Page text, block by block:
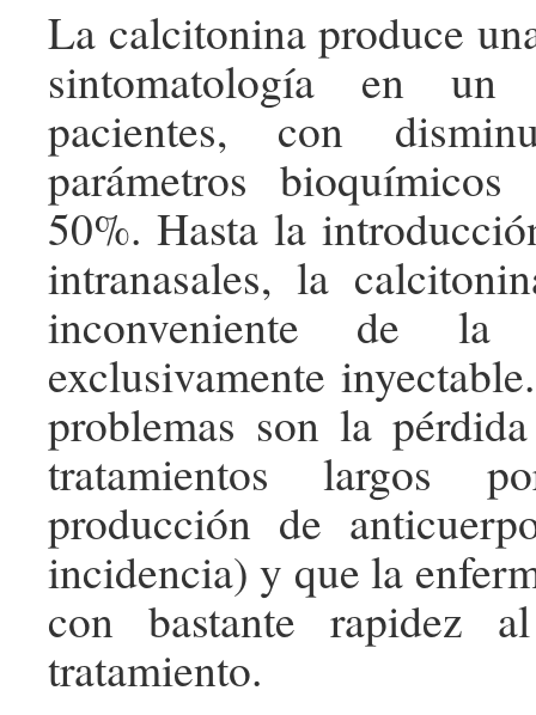
La calcitonina produce
sintomatología en
pacientes, con
parámetros
50%. Hasta la
intranasales, la
inconveniente de la
exclusivamente
problemas son la
tratamientos largos
producción de
incidencia) y que la
con bastante rapidez
tratamiento.